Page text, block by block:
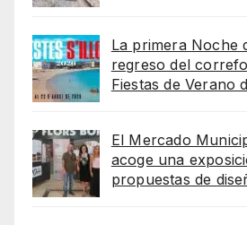
La primera Noche
regreso del
Fiestas de Verano
El Mercado
acoge una
propuestas de